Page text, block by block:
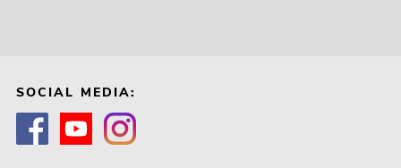
SOCIAL MEDIA: